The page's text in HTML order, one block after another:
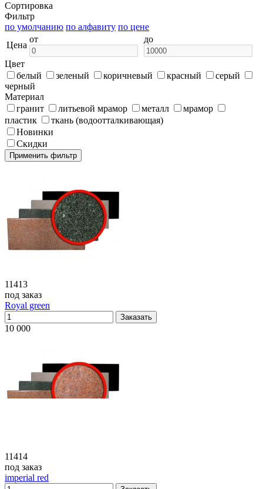
Сортировка
Фильтр
по умолчанию по алфавиту по цене
Цена
от до
Цвет
белый
зеленый коричневый красный
серый
черный
Материал
гранит
литьевой мрамор металл
мрамор
пластик
ткань (водоотталкивающая)
Новинки
Скидки
11413
под заказ
Royal green
10 000
11414
под заказ
imperial red